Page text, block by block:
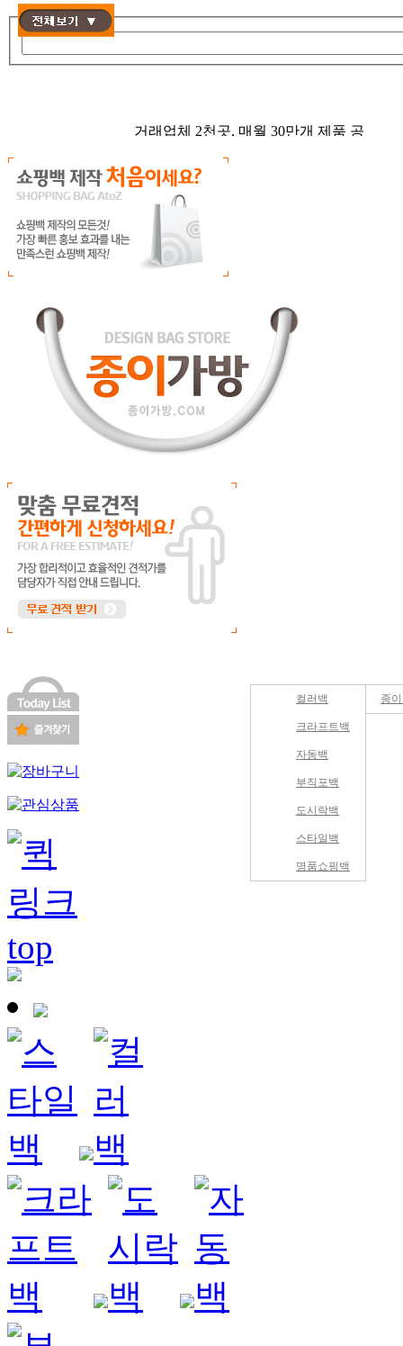
검색 폼
어서오세요, 종이가방 입니다! :)
작!
거래업체 2천곳, 매월 30만개 제품 공
급!
컬러백
크라프트백
자동백
부직포백
도시락백
스타일백
명품쇼핑백
종